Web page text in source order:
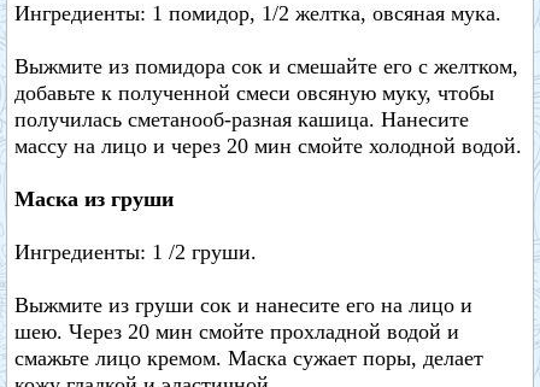
Ингредиенты: 1 помидор, 1/2 желтка, овсяная мука.
Выжмите из помидора сок и смешайте его с желтком,
добавьте к полученной смеси овсяную муку, чтобы
получилась сметанооб-разная кашица. Нанесите
массу на лицо и через 20 мин смойте холодной водой.
Маска из груши
Ингредиенты: 1 /2 груши.
Выжмите из груши сок и нанесите его на лицо и
шею. Через 20 мин смойте прохладной водой и
смажьте лицо кремом. Маска сужает поры, делает